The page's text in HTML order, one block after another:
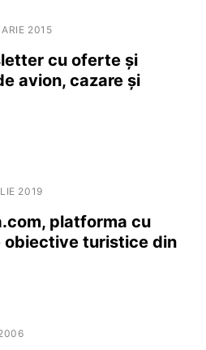
2015
cu oferte și
avion, cazare și
2019
platforma cu
turistice din